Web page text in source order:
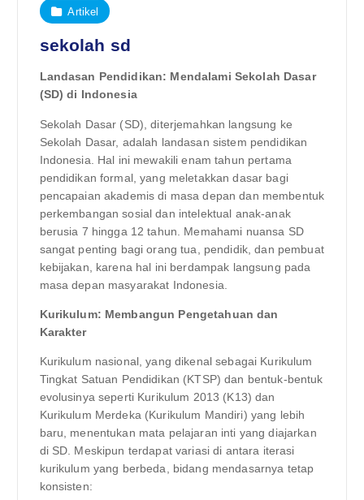
Artikel
sekolah sd
Landasan Pendidikan: Mendalami Sekolah Dasar
(SD) di Indonesia
Sekolah Dasar (SD), diterjemahkan langsung ke
Sekolah Dasar, adalah landasan sistem pendidikan
Indonesia. Hal ini mewakili enam tahun pertama
pendidikan formal, yang meletakkan dasar bagi
pencapaian akademis di masa depan dan membentuk
perkembangan sosial dan intelektual anak-anak
berusia 7 hingga 12 tahun. Memahami nuansa SD
sangat penting bagi orang tua, pendidik, dan pembuat
kebijakan, karena hal ini berdampak langsung pada
masa depan masyarakat Indonesia.
Kurikulum: Membangun Pengetahuan dan
Karakter
Kurikulum nasional, yang dikenal sebagai Kurikulum
Tingkat Satuan Pendidikan (KTSP) dan bentuk-bentuk
evolusinya seperti Kurikulum 2013 (K13) dan
Kurikulum Merdeka (Kurikulum Mandiri) yang lebih
baru, menentukan mata pelajaran inti yang diajarkan
di SD. Meskipun terdapat variasi di antara iterasi
kurikulum yang berbeda, bidang mendasarnya tetap
konsisten: